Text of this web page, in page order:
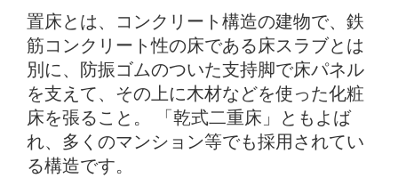
置床とは、コンクリート構造の建物で、鉄
筋コンクリート性の床である床スラブとは
別に、防振ゴムのついた支持脚で床パネル
を支えて、その上に木材などを使った化粧
床を張ること。 「乾式二重床」ともよば
れ、多くのマンション等でも採用されてい
る構造です。